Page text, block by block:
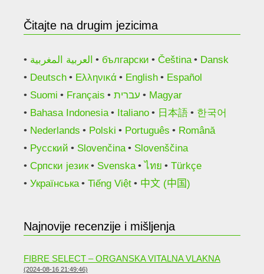
Čitajte na drugim jezicima
العربية المغربية български Čeština
Dansk
Deutsch
Ελληνικά English
Español
Suomi
Français עברית
Magyar
Bahasa Indonesia
Italiano 日本語
한국어
Nederlands
Polski Português
Română
Русский
Slovenčina
Slovenščina
Српски језик
Svenska ไทย
Türkçe
Українська
Tiếng Việt 中文 (中国)
Najnovije recenzije i mišljenja
FIBRE SELECT – ORGANSKA VITALNA VLAKNA
(2024-08-16 21:49:46)